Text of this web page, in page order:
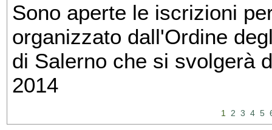
Sono aperte le iscrizioni
organizzato dall'Ordine
di Salerno che si svolgerà
2014
1 2 3 4 5